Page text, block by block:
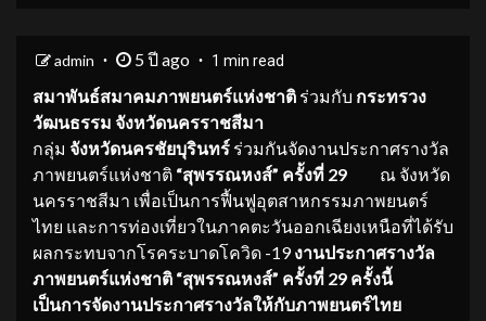
admin 5 ปี ago 1 min read
สมาพันธ์สมาคมภาพยนตร์แห่งชาติ ร่วมกับ กระทรวง
วัฒนธรรม จังหวัดนครราชสีมา
กลุ่ม จังหวัดนครชัยบุรินทร์ ร่วมกันจัดงานประกาศรางวัล
ภาพยนตร์แห่งชาติ “สุพรรณหงส์” ครั้งที่ 29 ณ จังหวัด
นครราชสีมา เพื่อเป็นการฟื้นฟูอุตสาหกรรมภาพยนตร์
ไทย และการท่องเที่ยวในภาคตะวันออกเฉียงเหนือที่ได้รับ
ผลกระทบจากโรคระบาดโควิด -19งานประกาศรางวัล
ภาพยนตร์แห่งชาติ “สุพรรณหงส์” ครั้งที่ 29 ครั้งนี้
เป็นการจัดงานประกาศรางวัลให้กับภาพยนตร์ไทย